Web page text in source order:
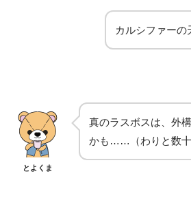
カルシファーの
とよくま
真のラスボスは、外
かも……（わりと数十